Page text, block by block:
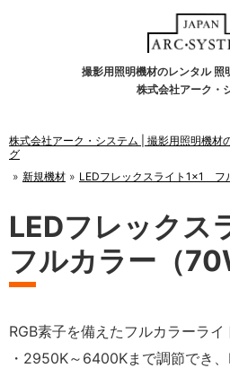
撮影用照明機材のレンタル 照
株式会社アーク・
株式会社アーク・システム | 撮影用照明機材
グ
新規機材
LEDフレックスライト1×1 フ
LEDフレックス
フルカラー（
RGB素子を備えたフルカラーライ
・2950K～6400Kまで調節でき